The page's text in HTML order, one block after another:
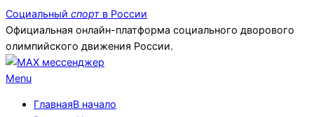
Skip
to
content
Социальный спорт в России
Официальная онлайн-платформа социального дворового
олимпийского движения России.
Primary
Menu
Menu
ГлавнаяВ начало